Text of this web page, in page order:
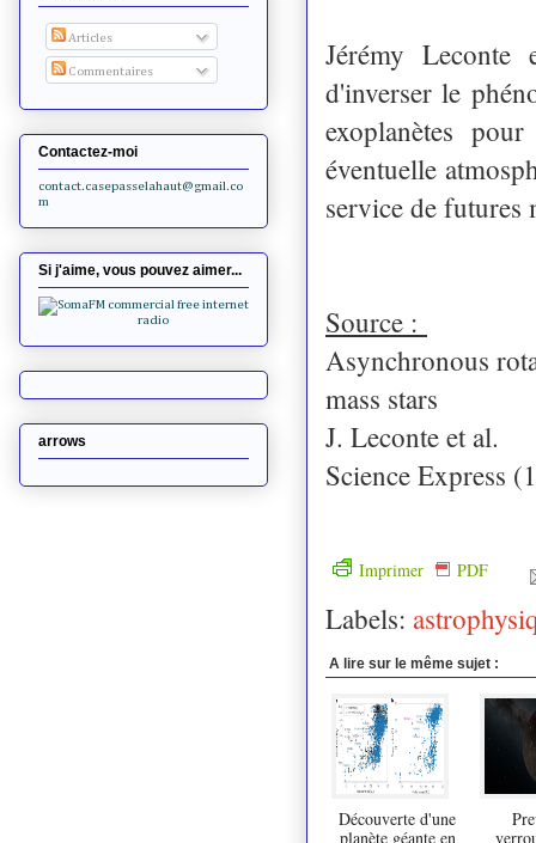
Jérémy Leconte
d'inverser le
exoplanètes
éventuelle
service de futures
Source :
Asynchronous
mass stars
J. Leconte et al.
Science Express
Imprimer PDF
Labels:
A lire sur le même sujet :
Découverte d'une
planète géante en
Articles
Commentaires
Contactez-moi
contact.casepasselahaut@gmail.co
m
Si j'aime, vous pouvez aimer...
arrows